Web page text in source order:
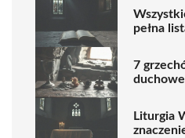
pełna
7
Liturgia